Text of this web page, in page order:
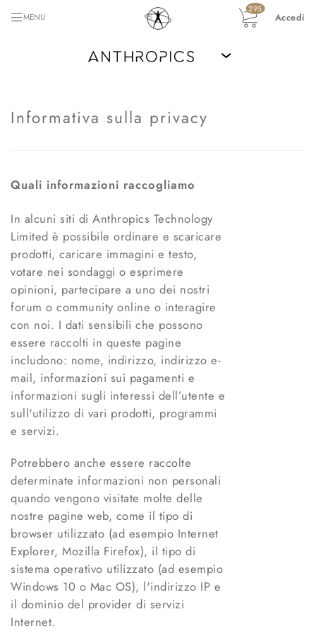
MENU
295
Accedi
›
Informativa sulla privacy
Quali informazioni raccogliamo
In alcuni siti di Anthropics Technology
Limited è possibile ordinare e scaricare
prodotti, caricare immagini e testo,
votare nei sondaggi o esprimere
opinioni, partecipare a uno dei nostri
forum o community online o interagire
con noi. I dati sensibili che possono
essere raccolti in queste pagine
includono: nome, indirizzo, indirizzo e-
mail, informazioni sui pagamenti e
informazioni sugli interessi dell’utente e
sull'utilizzo di vari prodotti, programmi
e servizi.
Potrebbero anche essere raccolte
determinate informazioni non personali
quando vengono visitate molte delle
nostre pagine web, come il tipo di
browser utilizzato (ad esempio Internet
Explorer, Mozilla Firefox), il tipo di
sistema operativo utilizzato (ad esempio
Windows 10 o Mac OS), l'indirizzo IP e
il dominio del provider di servizi
Internet.